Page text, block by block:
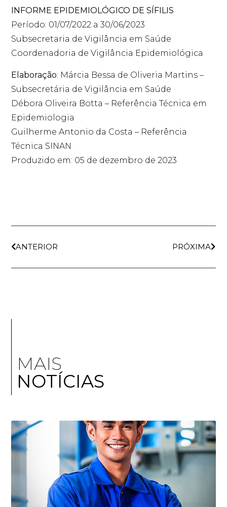
INFORME EPIDEMIOLÓGICO DE SÍFILIS
Período: 01/07/2022 a 30/06/2023
Subsecretaria de Vigilância em Saúde
Coordenadoria de Vigilância Epidemiológica
Elaboração: Márcia Bessa de Oliveria Martins –
Subsecretária de Vigilância em Saúde
Débora Oliveira Botta – Referência Técnica em
Epidemiologia
Guilherme Antonio da Costa – Referência
Técnica SINAN
Produzido em: 05 de dezembro de 2023
ANTERIOR PRÓXIMA
MAIS
NOTÍCIAS